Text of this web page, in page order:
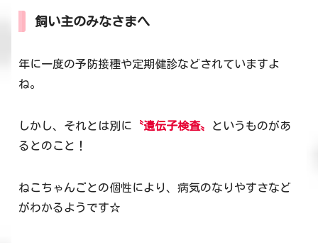
飼い主のみなさまへ
年に一度の予防接種や定期健診などされていますよ
ね。
しかし、それとは別に 〝遺伝子検査〟
というものがあ
るとのこと！
ねこちゃんごとの個性により、病気のなりやすさなど
がわかるようです☆